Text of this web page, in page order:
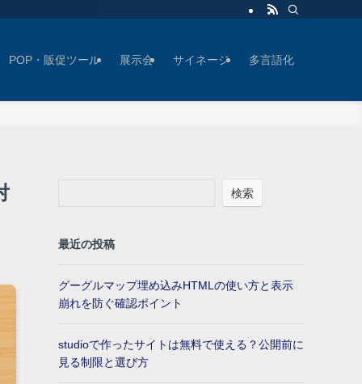
POP・販促ツール 展示会 サイネージ 多言語化
検索
最近の投稿
グーグルマップ埋め込みHTMLの使い方と表示
崩れを防ぐ確認ポイント
studioで作ったサイトは無料で使える？公開前に
見る制限と選び方